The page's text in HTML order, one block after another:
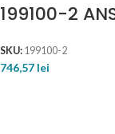
199100-2
SKU: 199100-2
746,57 lei